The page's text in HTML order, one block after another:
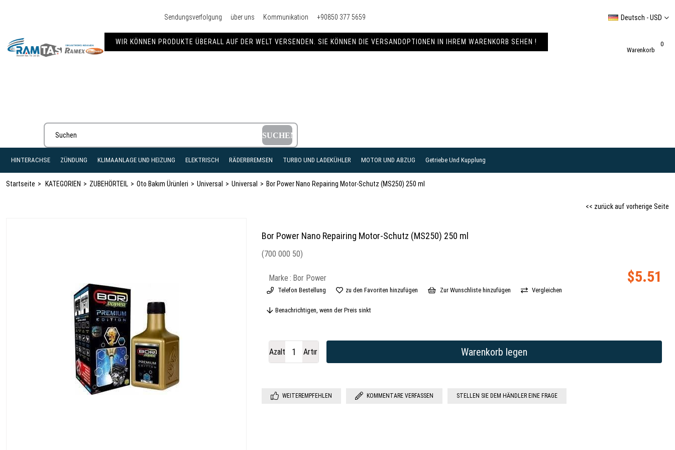
Sendungsverfolgung über uns Kommunikation +90850 377 5659
WIR KÖNNEN PRODUKTE ÜBERALL AUF DER WELT VERSENDEN. SIE KÖNNEN DIE VERSANDOPTIONEN IN IHREM WARENKORB SEHEN !
Deutsch - USD
Warenkorb
0
HINTERACHSE ZÜNDUNG KLIMAANLAGE UND HEIZUNG ELEKTRISCH RÄDERBREMSEN TURBO UND LADEKÜHLER MOTOR UND ABZUG Getriebe Und Kupplung
Startseite KATEGORIEN ZUBEHÖRTEIL Oto Bakım Ürünleri Universal Universal Bor Power Nano Repairing Motor-Schutz (MS250) 250 ml
<< zurück auf vorherige Seite
Bor Power Nano Repairing Motor-Schutz (MS250) 250 ml
(700 000 50)
Marke : Bor Power $5.51
Telefon Bestellung zu den Favoriten hinzufügen Zur Wunschliste hinzufügen Vergleichen
Benachrichtigen, wenn der Preis sinkt
Artır
Azalt
WEITEREMPFEHLEN KOMMENTARE VERFASSEN STELLEN SIE DEM HÄNDLER EINE FRAGE